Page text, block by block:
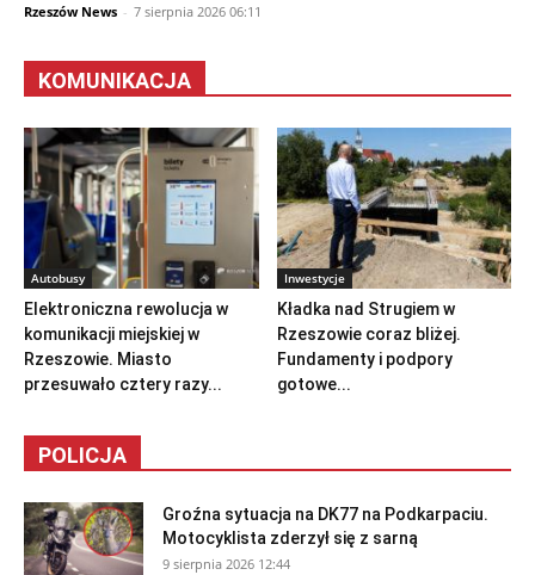
Rzeszów News - 7 sierpnia 2026 06:11
KOMUNIKACJA
Autobusy
Elektroniczna rewolucja w
komunikacji miejskiej w
Rzeszowie. Miasto
przesuwało cztery razy...
Inwestycje
Kładka nad Strugiem w
Rzeszowie coraz bliżej.
Fundamenty i podpory
gotowe...
POLICJA
Groźna sytuacja na DK77 na Podkarpaciu.
Motocyklista zderzył się z sarną
9 sierpnia 2026 12:44